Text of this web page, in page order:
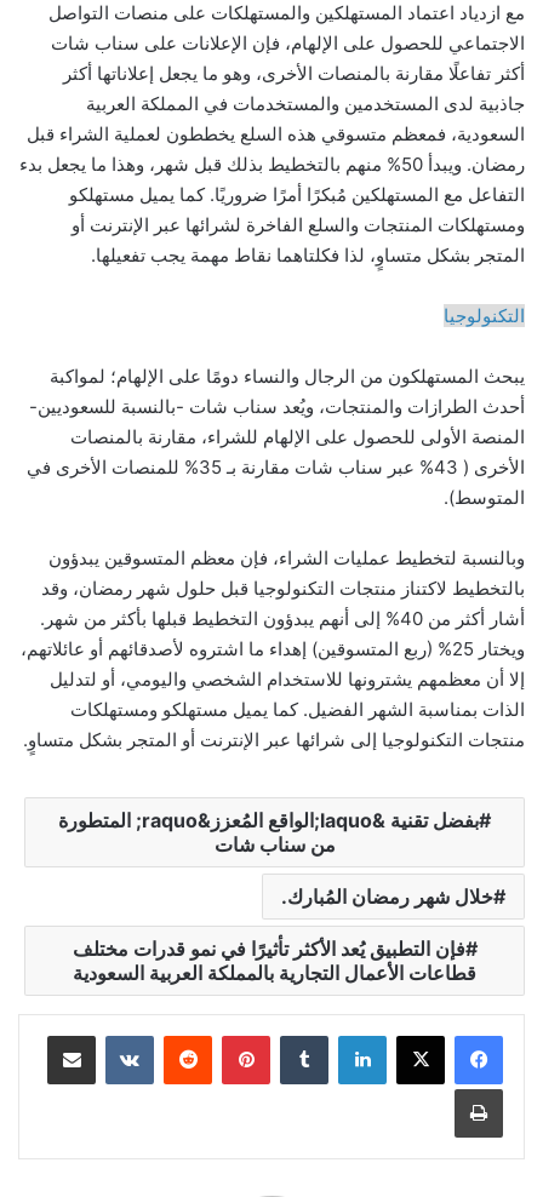
مع ازدياد اعتماد المستهلكين والمستهلكات على منصات التواصل
الاجتماعي للحصول على الإلهام، فإن الإعلانات على سناب شات
أكثر تفاعلًا مقارنة بالمنصات الأخرى، وهو ما يجعل إعلاناتها أكثر
جاذبية لدى المستخدمين والمستخدمات في المملكة العربية
السعودية، فمعظم متسوقي هذه السلع يخططون لعملية الشراء قبل
رمضان. ويبدأ 50% منهم بالتخطيط بذلك قبل شهر، وهذا ما يجعل بدء
التفاعل مع المستهلكين مُبكرًا أمرًا ضروريًا. كما يميل مستهلكو
ومستهلكات المنتجات والسلع الفاخرة لشرائها عبر الإنترنت أو
المتجر بشكل متساوٍ، لذا فكلتاهما نقاط مهمة يجب تفعيلها.
التكنولوجيا
يبحث المستهلكون من الرجال والنساء دومًا على الإلهام؛ لمواكبة
أحدث الطرازات والمنتجات، ويُعد سناب شات -بالنسبة للسعوديين-
المنصة الأولى للحصول على الإلهام للشراء، مقارنة بالمنصات
الأخرى ( 43% عبر سناب شات مقارنة بـ 35% للمنصات الأخرى في
المتوسط).
وبالنسبة لتخطيط عمليات الشراء، فإن معظم المتسوقين يبدؤون
بالتخطيط لاكتناز منتجات التكنولوجيا قبل حلول شهر رمضان، وقد
أشار أكثر من 40% إلى أنهم يبدؤون التخطيط قبلها بأكثر من شهر.
ويختار 25% (ربع المتسوقين) إهداء ما اشتروه لأصدقائهم أو عائلاتهم،
إلا أن معظمهم يشترونها للاستخدام الشخصي واليومي، أو لتدليل
الذات بمناسبة الشهر الفضيل. كما يميل مستهلكو ومستهلكات
منتجات التكنولوجيا إلى شرائها عبر الإنترنت أو المتجر بشكل متساوٍ.
بفضل تقنية &laquo;الواقع المُعزز&raquo; المتطورة
من سناب شات
خلال شهر رمضان المُبارك.
فإن التطبيق يُعد الأكثر تأثيرًا في نمو قدرات مختلف
قطاعات الأعمال التجارية بالمملكة العربية السعودية
لينكدإن بينتيريست